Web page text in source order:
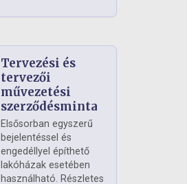
Tervezési és
tervezői
művezetési
szerződésminta
Elsősorban egyszerű
bejelentéssel és
engedéllyel építhető
lakóházak esetében
használható. Részletes